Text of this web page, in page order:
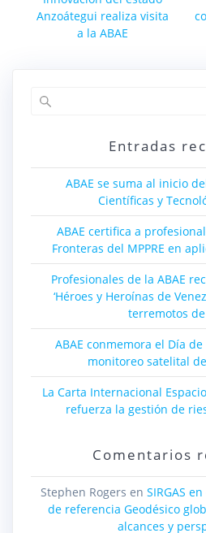
entradas
Anzoátegui realiza visita
a la ABAE
Entradas
ABAE se suma al inicio
Científicas y
ABAE certifica a
Fronteras del MPPRE en
Profesionales de la ABAE
‘Héroes y Heroínas de
terremotos
ABAE conmemora el Día
monitoreo satelital
La Carta Internacional
refuerza la gestión de
Comentarios
Stephen Rogers en SIRGAS
de referencia Geodésico
alcances y